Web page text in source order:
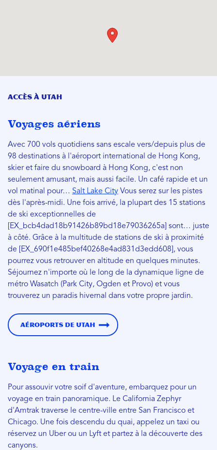
Accès à Utah
Voyages aériens
Avec 700 vols quotidiens sans escale vers/depuis plus de
98 destinations à l'aéroport international de Hong Kong,
skier et faire du snowboard à Hong Kong, c'est non
seulement amusant, mais aussi facile. Un café rapide et un
vol matinal pour… Salt Lake City Vous serez sur les pistes
dès l'après-midi. Une fois arrivé, la plupart des 15 stations
de ski exceptionnelles de
[EX_bcb4dad18b91426b89bd18e79036265a] sont… juste
à côté. Grâce à la multitude de stations de ski à proximité
de [EX_690f1e485bef40268e4ad831d3edd608], vous
pourrez vous retrouver en altitude en quelques minutes.
Séjournez n'importe où le long de la dynamique ligne de
métro Wasatch (Park City, Ogden et Provo) et vous
trouverez un paradis hivernal dans votre propre jardin.
Aéroports de Utah
Voyage en train
Pour assouvir votre soif d'aventure, embarquez pour un
voyage en train panoramique. Le California Zephyr
d'Amtrak traverse le centre-ville entre San Francisco et
Chicago. Une fois descendu du quai, appelez un taxi ou
réservez un Uber ou un Lyft et partez à la découverte des
canyons.